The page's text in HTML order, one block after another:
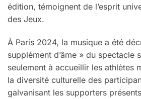
édition, témoignent de l’esprit
des Jeux.
À Paris 2024, la musique a été
supplément d’âme » du spectacle
seulement à accueillir les athlètes
la diversité culturelle des
galvanisant les supporters